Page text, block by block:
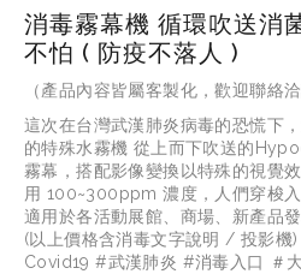
消毒霧幕機 循環吹送消
不怕 ( 防疫不落人 )
（產品內容皆屬客製化，歡迎聯絡
這次在台灣武漢肺炎病毒的恐慌下
的特殊水霧機 從上而下吹送的
霧幕，搭配影像變換以特殊的視覺
用 100~300ppm 濃度，人們穿梭
適用於各活動展館、商場、新產品
(以上價格含消毒文字說明 / 投影機
Covid19 #武漢肺炎 #消毒入口 ＃